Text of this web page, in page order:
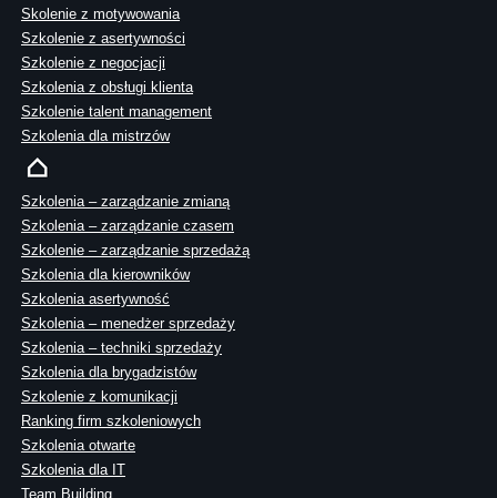
Skolenie z motywowania
Szkolenie z asertywności
Szkolenie z negocjacji
Szkolenia z obsługi klienta
Szkolenie talent management
Szkolenia dla mistrzów
Szkolenia – zarządzanie zmianą
Szkolenia – zarządzanie czasem
Szkolenie – zarządzanie sprzedażą
Szkolenia dla kierowników
Szkolenia asertywność
Szkolenia – menedżer sprzedaży
Szkolenia – techniki sprzedaży
Szkolenia dla brygadzistów
Szkolenie z komunikacji
Ranking firm szkoleniowych
Szkolenia otwarte
Szkolenia dla IT
Team Building